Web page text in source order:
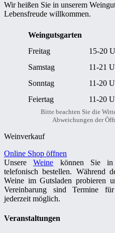
Wir heißen Sie in unserem
Lebensfreude willkommen.
Weingutsgarten
Freitag
15-20
Samstag
11-21
Sonntag
11-20
Feiertag
11-20
Bitte beachten Sie die
Abweichungen der
Weinverkauf
Online Shop öffnen
UnsereWeine können Sie in
telefonisch bestellen. Während
Weine im Gutsladen probieren
Vereinbarung sind Termine
jederzeit möglich.
Veranstaltungen